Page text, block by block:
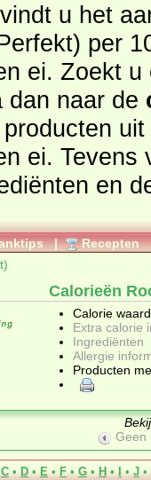
u het
100 gr. uit de
ei. Zoekt
Ga dan naar de
ei. Tevens vindt u ook de uitgebreide
en de
| Recepten
Calorieën
Calorie
Extra calorie
Ingrediënten
Allergie
Producten
Geen
C • D • E • F • G • H • I • J •